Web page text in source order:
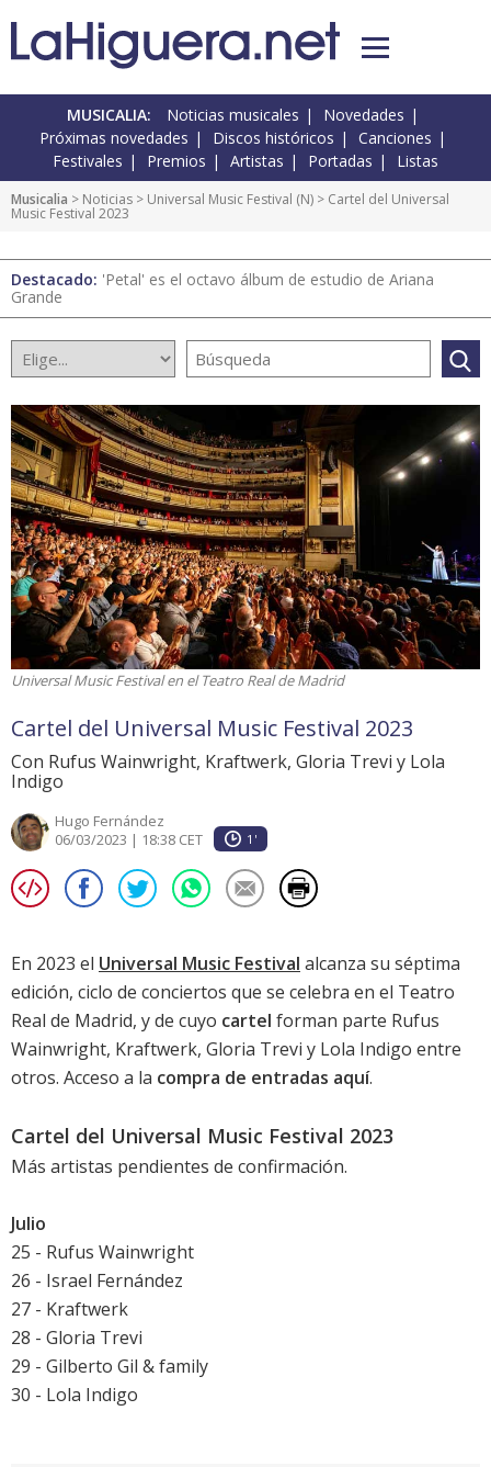
MUSICALIA: Noticias musicales
Novedades
Próximas novedades
Discos históricos
Canciones
Festivales
Premios Artistas Portadas Listas
Musicalia > Noticias > Universal Music Festival (N) > Cartel del Universal
Music Festival 2023
Destacado: 'Petal' es el octavo álbum de estudio de Ariana
Grande
Universal Music Festival en el Teatro Real de Madrid
Cartel del Universal Music Festival 2023
Con Rufus Wainwright, Kraftwerk, Gloria Trevi y Lola
Indigo
Hugo Fernández
06/03/2023 | 18:38 CET
1'
En 2023 el Universal Music Festival alcanza su séptima
edición, ciclo de conciertos que se celebra en el Teatro
Real de Madrid, y de cuyo cartel forman parte Rufus
Wainwright, Kraftwerk, Gloria Trevi y Lola Indigo entre
otros. Acceso a la compra de entradas aquí.
Cartel del Universal Music Festival 2023
Más artistas pendientes de confirmación.
Julio
25 - Rufus Wainwright
26 - Israel Fernández
27 - Kraftwerk
28 - Gloria Trevi
29 - Gilberto Gil & family
30 - Lola Indigo